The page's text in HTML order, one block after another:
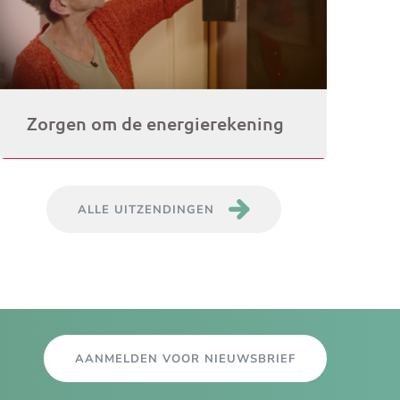
Zorgen om de energierekening
ALLE UITZENDINGEN
AANMELDEN VOOR NIEUWSBRIEF